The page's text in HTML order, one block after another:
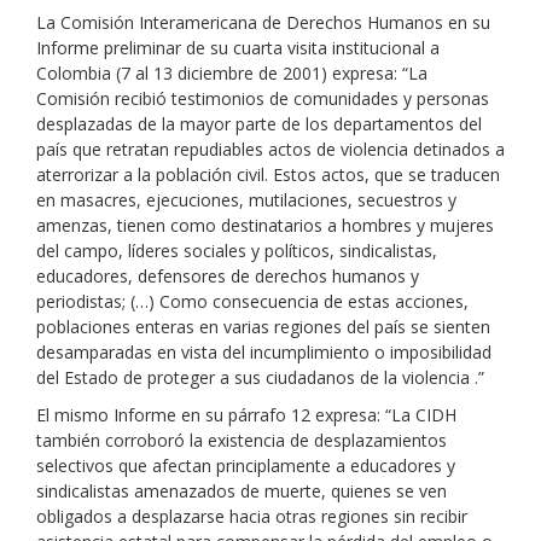
La Comisión Interamericana de Derechos Humanos en su
Informe preliminar de su cuarta visita institucional a
Colombia (7 al 13 diciembre de 2001) expresa: “La
Comisión recibió testimonios de comunidades y personas
desplazadas de la mayor parte de los departamentos del
país que retratan repudiables actos de violencia detinados a
aterrorizar a la población civil. Estos actos, que se traducen
en masacres, ejecuciones, mutilaciones, secuestros y
amenzas, tienen como destinatarios a hombres y mujeres
del campo, líderes sociales y políticos, sindicalistas,
educadores, defensores de derechos humanos y
periodistas; (…) Como consecuencia de estas acciones,
poblaciones enteras en varias regiones del país se sienten
desamparadas en vista del incumplimiento o imposibilidad
del Estado de proteger a sus ciudadanos de la violencia .”
El mismo Informe en su párrafo 12 expresa: “La CIDH
también corroboró la existencia de desplazamientos
selectivos que afectan principlamente a educadores y
sindicalistas amenazados de muerte, quienes se ven
obligados a desplazarse hacia otras regiones sin recibir